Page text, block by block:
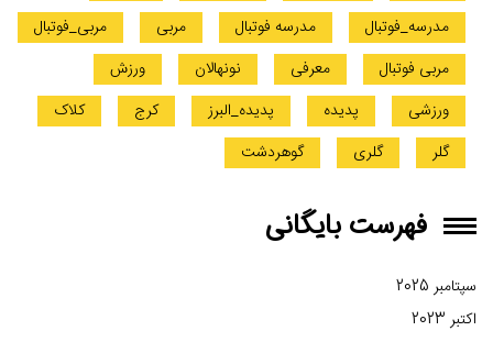
مدرسه_فوتبال
مدرسه فوتبال مربی
مربی_فوتبال
مربی فوتبال
معرفی نونهالان
ورزش
ورزشی
پدیده پدیده_البرز کرج
کلاک
گلر
گلری گوهردشت
فهرست بایگانی
سپتامبر 2025
اکتبر 2023